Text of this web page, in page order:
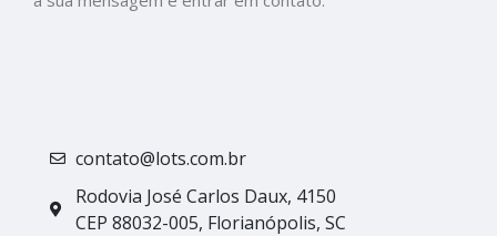
contato@lots.com.br
Rodovia José Carlos Daux, 4150
CEP 88032-005, Florianópolis, SC